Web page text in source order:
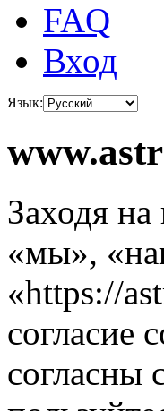
FAQ
Вход
Язык:
Заходя
«мы»,
«https://
согласие
согласны